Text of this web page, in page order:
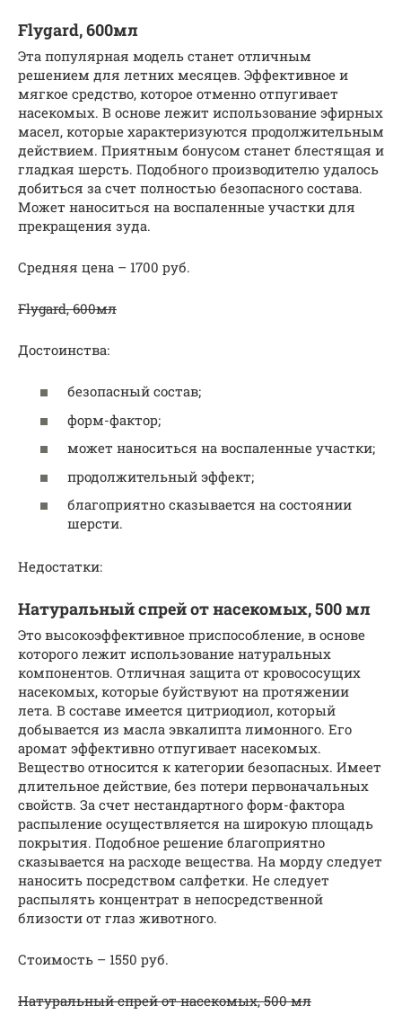
Flygard, 600мл
Эта популярная модель станет отличным
решением для летних месяцев. Эффективное и
мягкое средство, которое отменно отпугивает
насекомых. В основе лежит использование эфирных
масел, которые характеризуются продолжительным
действием. Приятным бонусом станет блестящая и
гладкая шерсть. Подобного производителю удалось
добиться за счет полностью безопасного состава.
Может наноситься на воспаленные участки для
прекращения зуда.
Средняя цена – 1700 руб.
Flygard, 600мл
Достоинства:
безопасный состав;
форм-фактор;
может наноситься на воспаленные участки;
продолжительный эффект;
благоприятно сказывается на состоянии
шерсти.
Недостатки:
Натуральный спрей от насекомых, 500 мл
Это высокоэффективное приспособление, в основе
которого лежит использование натуральных
компонентов. Отличная защита от кровососущих
насекомых, которые буйствуют на протяжении
лета. В составе имеется цитриодиол, который
добывается из масла эвкалипта лимонного. Его
аромат эффективно отпугивает насекомых.
Вещество относится к категории безопасных. Имеет
длительное действие, без потери первоначальных
свойств. За счет нестандартного форм-фактора
распыление осуществляется на широкую площадь
покрытия. Подобное решение благоприятно
сказывается на расходе вещества. На морду следует
наносить посредством салфетки. Не следует
распылять концентрат в непосредственной
близости от глаз животного.
Стоимость – 1550 руб.
Натуральный спрей от насекомых, 500 мл